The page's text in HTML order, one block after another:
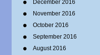
December 2016
November 2016
October 2016
September 2016
August 2016